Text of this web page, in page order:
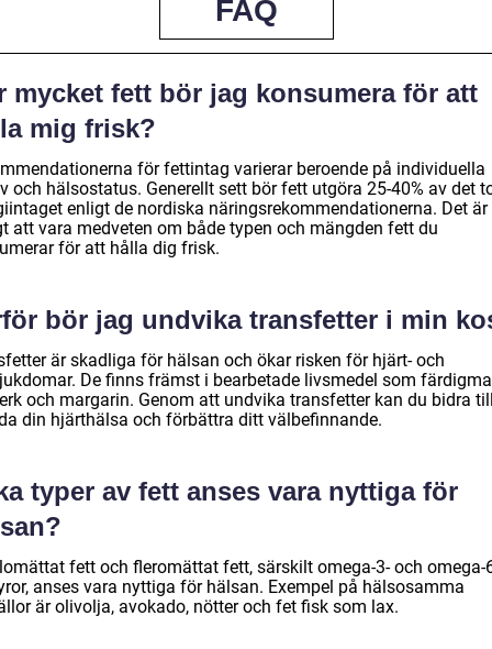
FAQ
mycket fett bör jag konsumera för att
mig frisk?
för fettintag varierar beroende på individuella
och hälsostatus. Generellt sett bör fett utgöra 25-40% av det
enligt de nordiska näringsrekommendationerna. Det är
att vara medveten om både typen och mängden fett du
för att hålla dig frisk.
bör jag undvika transfetter i min
är skadliga för hälsan och ökar risken för hjärt- och
De finns främst i bearbetade livsmedel som
och margarin. Genom att undvika transfetter kan du bidra
din hjärthälsa och förbättra ditt välbefinnande.
typer av fett anses vara nyttiga för
fett och fleromättat fett, särskilt omega-3- och omega-
anses vara nyttiga för hälsan. Exempel på hälsosamma
är olivolja, avokado, nötter och fet fisk som lax.